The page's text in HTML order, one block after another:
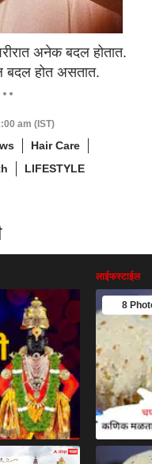
अनेक बदल होतात.
बदल होत असतात.
am (IST)
Hair Care
LIFESTYLE
लाईफस्टाईल
8